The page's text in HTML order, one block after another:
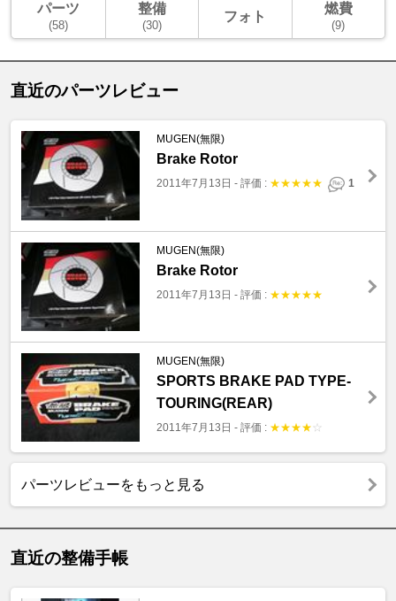
パーツ
(58)
整備
(30)
フォト 燃費
(9)
直近のパーツレビュー
MUGEN(無限)
Brake Rotor
2011年7月13日 - 評価 : ★★★★★ 1
MUGEN(無限)
Brake Rotor
2011年7月13日 - 評価 : ★★★★★
MUGEN(無限)
SPORTS BRAKE PAD TYPE-
TOURING(REAR)
2011年7月13日 - 評価 : ★★★★ ☆
パーツレビューをもっと見る
直近の整備手帳